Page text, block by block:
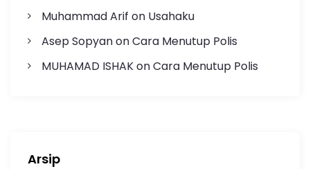
Muhammad Arif on Usahaku
Asep SopyanonCara Menutup Polis
MUHAMAD ISHAKonCara Menutup Polis
Arsip